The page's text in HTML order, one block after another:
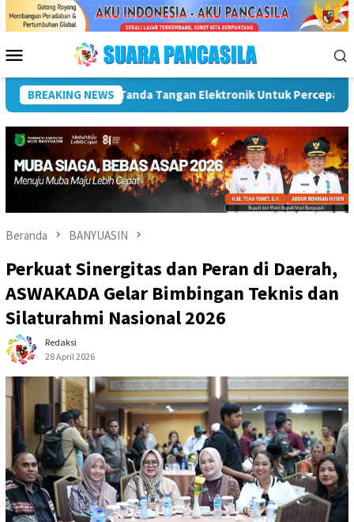
Menu
Mobile
BREAKING NEWS
Dorong UMKM Naik Kelas, Ratu Dewa Tekankan
Beranda BANYUASIN
Perkuat Sinergitas dan Peran di Daerah,
ASWAKADA Gelar Bimbingan Teknis dan
Silaturahmi Nasional 2026
Redaksi
28 April 2026